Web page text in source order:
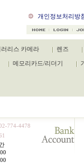
개인정보처리방
러리스 카메라 렌즈
메모리카드/리더기
774-4478